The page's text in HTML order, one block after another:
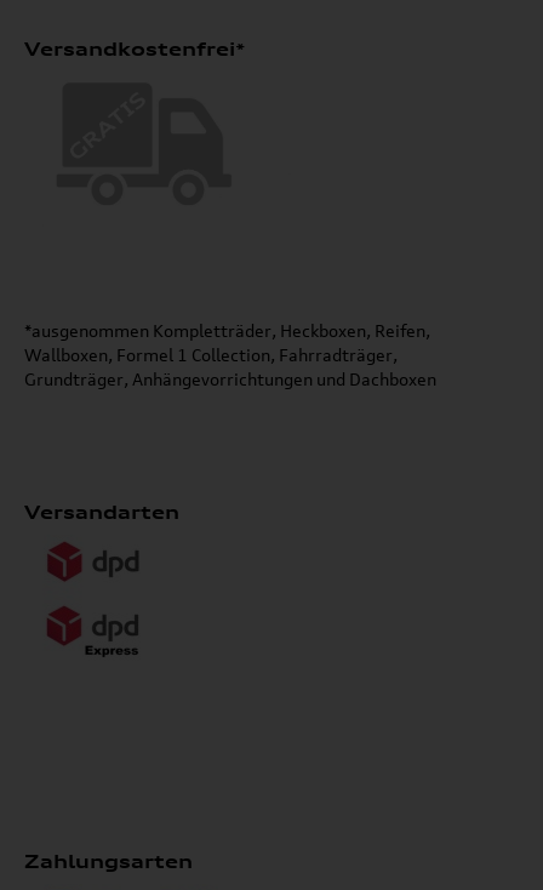
Versandkostenfrei*
*ausgenommen Kompletträder, Heckboxen, Reifen,
Wallboxen, Formel 1 Collection, Fahrradträger,
Grundträger, Anhängevorrichtungen und Dachboxen
Versandarten
Zahlungsarten